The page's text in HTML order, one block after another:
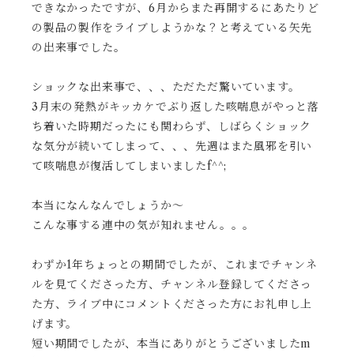
できなかったですが、6月からまた再開するにあたりど
の製品の製作をライブしようかな？と考えている矢先
の出来事でした。
ショックな出来事で、、、ただただ驚いています。
3月末の発熱がキッカケでぶり返した咳喘息がやっと落
ち着いた時期だったにも関わらず、しばらくショック
な気分が続いてしまって、、、先週はまた風邪を引い
て咳喘息が復活してしまいましたf^^;
本当になんなんでしょうか〜
こんな事する連中の気が知れません。。。
わずか1年ちょっとの期間でしたが、これまでチャンネ
ルを見てくださった方、チャンネル登録してくださっ
た方、ライブ中にコメントくださった方にお礼申し上
げます。
短い期間でしたが、本当にありがとうございましたm